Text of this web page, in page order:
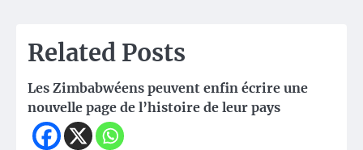
Related Posts
Les Zimbabwéens peuvent enfin écrire une
nouvelle page de l’histoire de leur pays